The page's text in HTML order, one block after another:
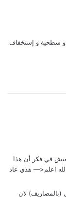
و سطحية و إستخفاف
في فكر أن هذا
اعلم<— هذي عاد
(بالمصاريف) لان